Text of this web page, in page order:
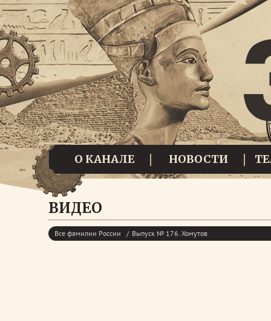
О КАНАЛЕ НОВОСТИ
ВИДЕО
Все фамилии России Выпуск № 176. Хомутов